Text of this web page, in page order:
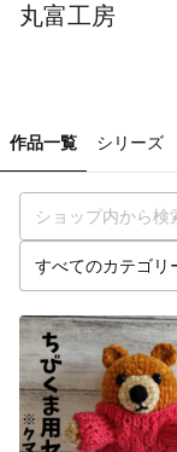
丸富工房
作品一覧 シリーズ